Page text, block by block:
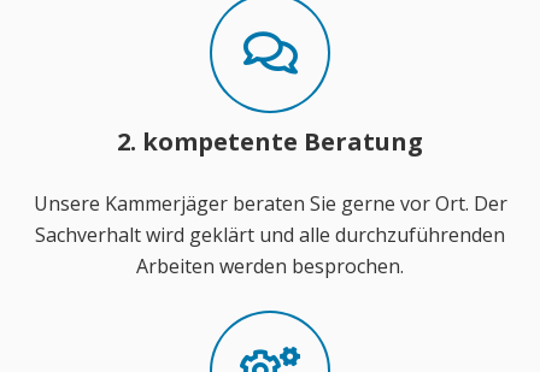
2. kompetente Beratung
Unsere Kammerjäger beraten Sie gerne vor Ort. Der
Sachverhalt wird geklärt und alle durchzuführenden
Arbeiten werden besprochen.